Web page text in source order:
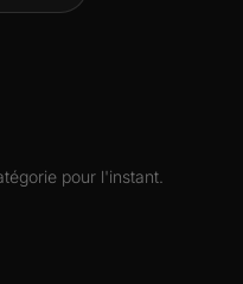
Birmingham,
pour l'instant.